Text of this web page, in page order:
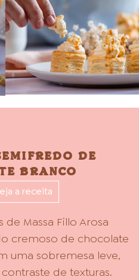
DE
BRANCO
a receita
Massa Fillo Arosa
cremoso de chocolate
uma sobremesa leve,
de texturas.